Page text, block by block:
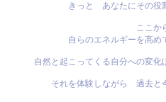
きっと あなたにその役
ここか
自らのエネルギーを高
自然と起こってくる自分への変
それを体験しながら 過去